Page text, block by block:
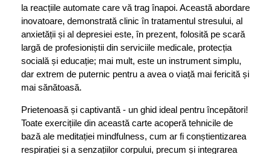
la reacțiile automate care vă trag înapoi. Această abordare
inovatoare, demonstrată clinic în tratamentul stresului, al
anxietății și al depresiei este, în prezent, folosită pe scară
largă de profesioniștii din serviciile medicale, protecția
socială și educație; mai mult, este un instrument simplu,
dar extrem de puternic pentru a avea o viață mai fericită și
mai sănătoasă.
Prietenoasă și captivantă - un ghid ideal pentru începători!
Toate exercițiile din această carte acoperă tehnicile de
bază ale meditației mindfulness, cum ar fi conștientizarea
respirației și a senzațiilor corpului, precum și integrarea